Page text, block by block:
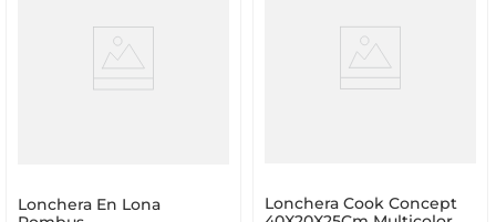
Lonchera En Lona
Lonchera Cook Concept